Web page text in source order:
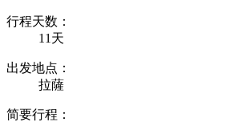
行程天数：
11天
出发地点：
拉薩
简要行程：